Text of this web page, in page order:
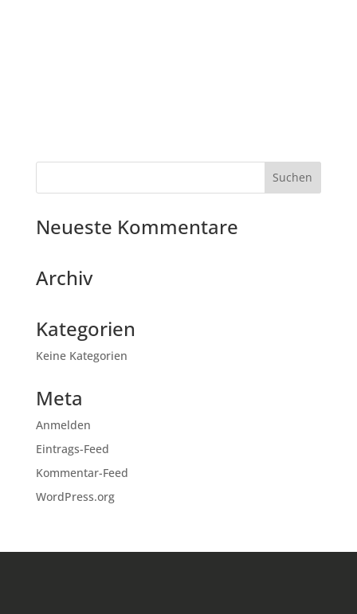
Neueste Kommentare
Archiv
Kategorien
Keine Kategorien
Meta
Anmelden
Eintrags-Feed
Kommentar-Feed
WordPress.org